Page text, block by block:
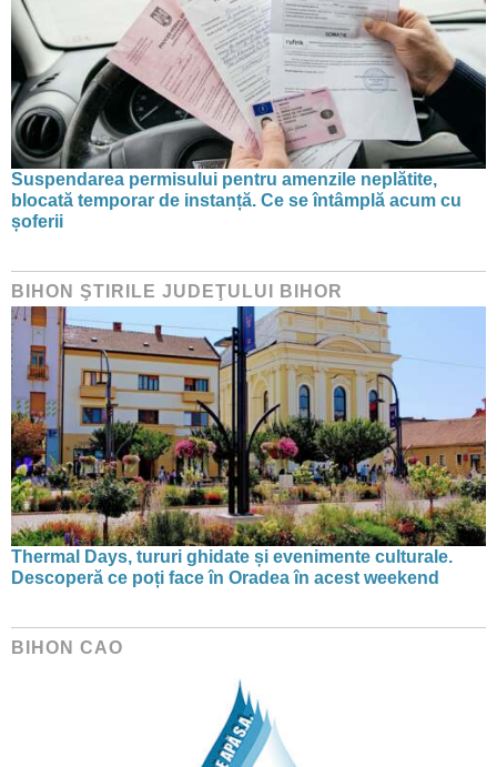
Suspendarea permisului pentru amenzile neplătite,
blocată temporar de instanță. Ce se întâmplă acum cu
șoferii
BIHON ŞTIRILE JUDEŢULUI BIHOR
Thermal Days, tururi ghidate și evenimente culturale.
Descoperă ce poți face în Oradea în acest weekend
BIHON CAO